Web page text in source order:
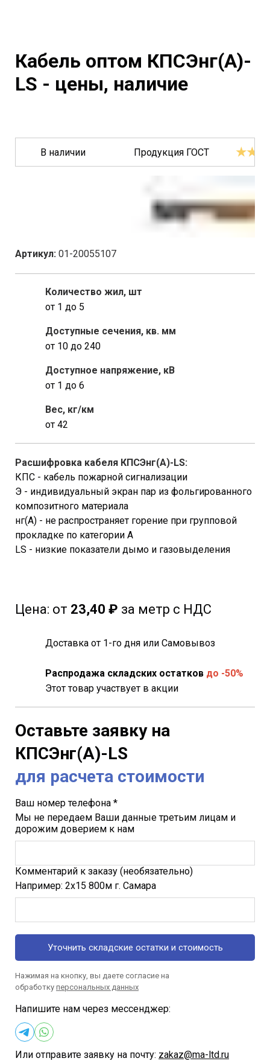
Кабель оптом КПСЭнг(A)-
LS - цены, наличие
В наличии Продукция ГОСТ
Артикул: 01-20055107
Количество жил, шт
от 1 до 5
Доступные сечения, кв. мм
от 10 до 240
Доступное напряжение, кВ
от 1 до 6
Вес, кг/км
от 42
Расшифровка кабеля КПСЭнг(A)-LS:
КПС - кабель пожарной сигнализации
Э - индивидуальный экран пар из фольгированного
композитного материала
нг(A) - не распространяет горение при групповой
прокладке по категории А
LS - низкие показатели дымо и газовыделения
Цена: от 23,40 ₽ за метр с НДС
Доставка от 1-го дня или Самовывоз
Распродажа складских остатков до -50%
Этот товар участвует в акции
Оставьте заявку на
КПСЭнг(A)-LS
для расчета стоимости
Ваш номер телефона *
Мы не передаем Ваши данные третьим лицам и
дорожим доверием к нам
Комментарий к заказу (необязательно)
Например: 2х15 800м г. Самара
Уточнить складские остатки и стоимость
Нажимая на кнопку, вы даете согласие на
обработку персональных данных
Напишите нам через мессенджер:
Или отправите заявку на почту: zakaz@ma-ltd.ru